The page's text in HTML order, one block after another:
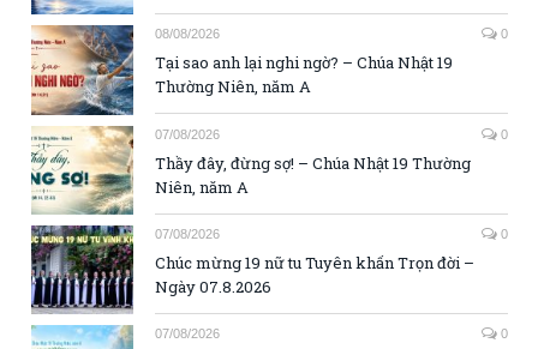
08/08/2026 0
Tại sao anh lại nghi ngờ? – Chúa Nhật 19
Thường Niên, năm A
07/08/2026 0
Thầy đây, đừng sợ! – Chúa Nhật 19 Thường
Niên, năm A
07/08/2026 0
Chúc mừng 19 nữ tu Tuyên khấn Trọn đời –
Ngày 07.8.2026
07/08/2026 0